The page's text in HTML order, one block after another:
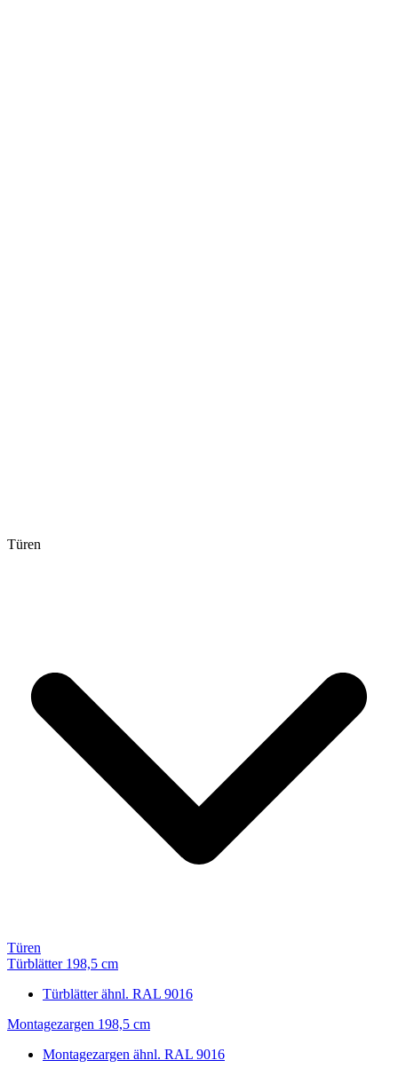
Türen
Türen
Türblätter 198,5 cm
Türblätter ähnl. RAL 9016
Montagezargen 198,5 cm
Montagezargen ähnl. RAL 9016